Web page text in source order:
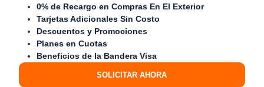
0% de Recargo en Compras En El Exterior
Tarjetas Adicionales Sin Costo
Descuentos y Promociones
Planes en Cuotas
Beneficios de la Bandera Visa
SOLICITAR AHORA